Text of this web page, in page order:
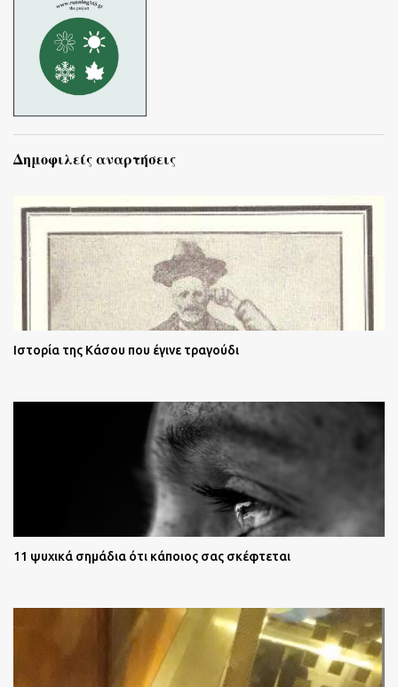
Δημοφιλείς αναρτήσεις
Ιστορία της Κάσου που έγινε τραγούδι
11 ψυχικά σημάδια ότι κάποιος σας σκέφτεται